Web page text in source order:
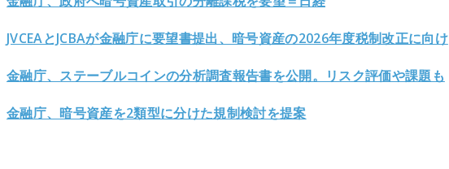
JVCEAとJCBAが金融庁に要望書提出、暗号資産の2026年度税制改正に向け
金融庁、ステーブルコインの分析調査報告書を公開。リスク評価や課題も
金融庁、暗号資産を2類型に分けた規制検討を提案